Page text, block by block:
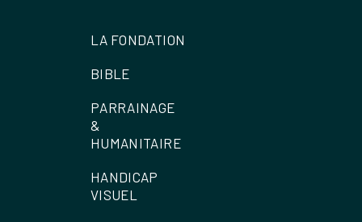
LA FONDATION
BIBLE
PARRAINAGE
&
HUMANITAIRE
HANDICAP
VISUEL